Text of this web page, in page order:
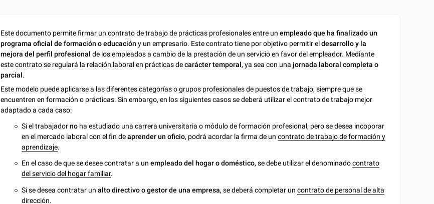
Este documento permite firmar un contrato de trabajo de prácticas profesionales entre unempleado que ha finalizado un
programa oficial de formación o educación y un empresario. Este contrato tiene por objetivo permitir eldesarrollo y la
mejora del perfil profesional de los empleados a cambio de la prestación de un servicio en favor del empleador. Mediante
este contrato se regulará la relación laboral en prácticas decarácter temporal, ya sea con una jornada laboral completa o
parcial.
Este modelo puede aplicarse a las diferentes categorías o grupos profesionales de puestos de trabajo, siempre que se
encuentren en formación o prácticas. Sin embargo, en los siguientes casos se deberá utilizar el contrato de trabajo mejor
adaptado a cada caso:
Si el trabajadorno ha estudiado una carrera universitaria o módulo de formación profesional, pero se desea incoporar
en el mercado laboral con el fin deaprender un oficio, podrá acordar la firma de uncontrato de trabajo de formación y
aprendizaje.
En el caso de que se desee contratar a unempleado del hogar o doméstico, se debe utilizar el denominadocontrato
del servicio del hogar familiar.
Si se desea contratar unalto directivo o gestor de una empresa, se deberá completar uncontrato de personal de alta
dirección.